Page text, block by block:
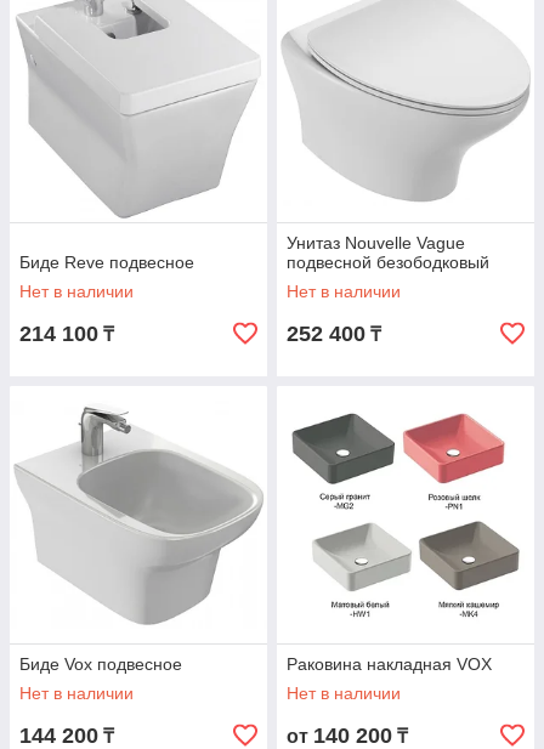
Биде Reve подвесное
Нет в наличии
214 100 ₸
Унитаз Nouvelle Vague
подвесной безободковый
Нет в наличии
252 400 ₸
Биде Vox подвесное
Нет в наличии
144 200 ₸
Раковина накладная VOX
Нет в наличии
от 140 200 ₸